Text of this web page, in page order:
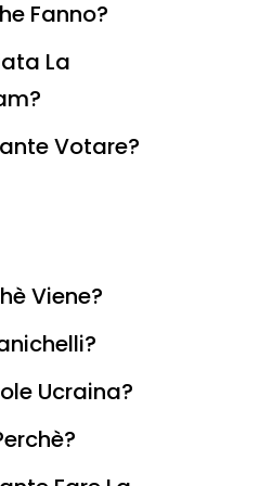
Fanno?
La
Votare?
Viene?
Ucraina?